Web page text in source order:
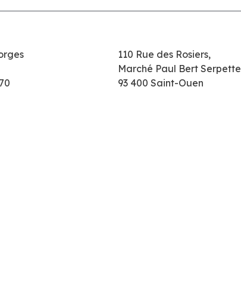
110 Rue des Rosiers,
Marché Paul Bert Serpette
93 400 Saint-Ouen